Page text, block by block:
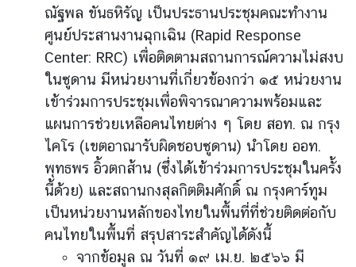
ศ
ล
ๆ
ณัฐพล ขันธหิรัญ เป็นประธานประชุมคณะทำงาน
ศูนย์ประสานงานฉุกเฉิน (Rapid Response
Center: RRC) เพื่อติดตามสถานการณ์ความไม่สงบ
ในซูดาน มีหน่วยงานที่เกี่ยวข้องกว่า ๑๕ หน่วยงาน
เข้าร่วมการประชุมเพื่อพิจารณาความพร้อมและ
แผนการช่วยเหลือคนไทยต่าง ๆ โดย สอท. ณ กรุง
ไคโร (เขตอาณารับผิดชอบซูดาน) นำโดย ออท.
พุทธพร อิ้วตกส้าน (ซึ่งได้เข้าร่วมการประชุมในครั้ง
นี้ด้วย) และสถานกงสุลกิตติมศักดิ์ ณ กรุงคาร์ทูม
เป็นหน่วยงานหลักของไทยในพื้นที่ที่ช่วยติดต่อกับ
คนไทยในพื้นที่ สรุปสาระสำคัญได้ดังนี้
จากข้อมูล ณ วันที่ ๑๙ เม.ย. ๒๕๖๖ มี